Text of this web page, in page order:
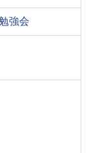
強会